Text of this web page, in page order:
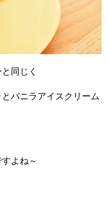
同じく
バニラアイスクリーム
よね～